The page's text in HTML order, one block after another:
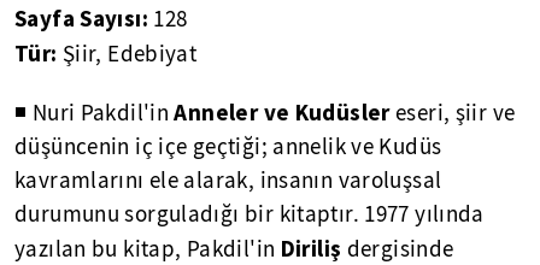
Sayfa Sayısı: 128
Tür: Şiir, Edebiyat
◾ Nuri Pakdil'inAnneler ve Kudüsler eseri, şiir ve
düşüncenin iç içe geçtiği; annelik ve Kudüs
kavramlarını ele alarak, insanın varoluşsal
durumunu sorguladığı bir kitaptır. 1977 yılında
yazılan bu kitap, Pakdil'in Diriliş dergisinde